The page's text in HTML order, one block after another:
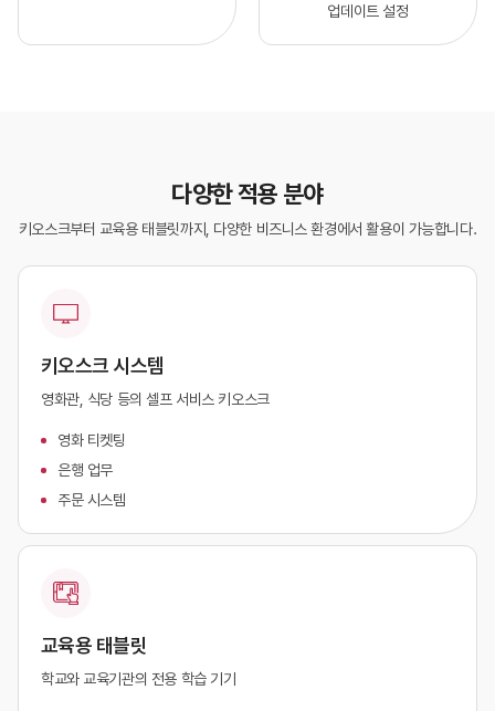
업데이트 설정
다양한 적용 분야
키오스크부터 교육용 태블릿까지, 다양한 비즈니스 환경에서 활용이 가능합니다.
키오스크 시스템
영화관, 식당 등의 셀프 서비스 키오스크
영화 티켓팅
은행 업무
주문 시스템
교육용 태블릿
학교와 교육기관의 전용 학습 기기